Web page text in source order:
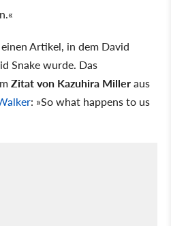
Artikel, in dem David
Snake wurde. Das
Zitat von Kazuhira Milleraus
: »So what happens to us